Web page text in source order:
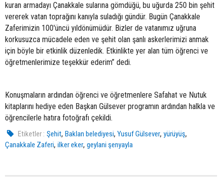
kuran armadayı Çanakkale sularına gömdüğü, bu uğurda 250 bin şehit
vererek vatan toprağını kanıyla suladığı gündür. Bugün Çanakkale
Zaferimizin 100'üncü yıldönümüdür. Bizler de vatanımız uğruna
korkusuzca mücadele eden ve şehit olan şanlı askerlerimizi anmak
için böyle bir etkinlik düzenledik. Etkinlikte yer alan tüm öğrenci ve
öğretmenlerimize teşekkür ederim” dedi.
Konuşmaların ardından öğrenci ve öğretmenlere Safahat ve Nutuk
kitaplarını hediye eden Başkan Gülsever programın ardından halkla ve
öğrencilerle hatıra fotoğrafı çekildi.
Etiketler : Şehit,Baklan belediyesi,Yusuf Gülsever,yürüyüş,
Çanakkale Zaferi, ilker eker, geylani şenyayla